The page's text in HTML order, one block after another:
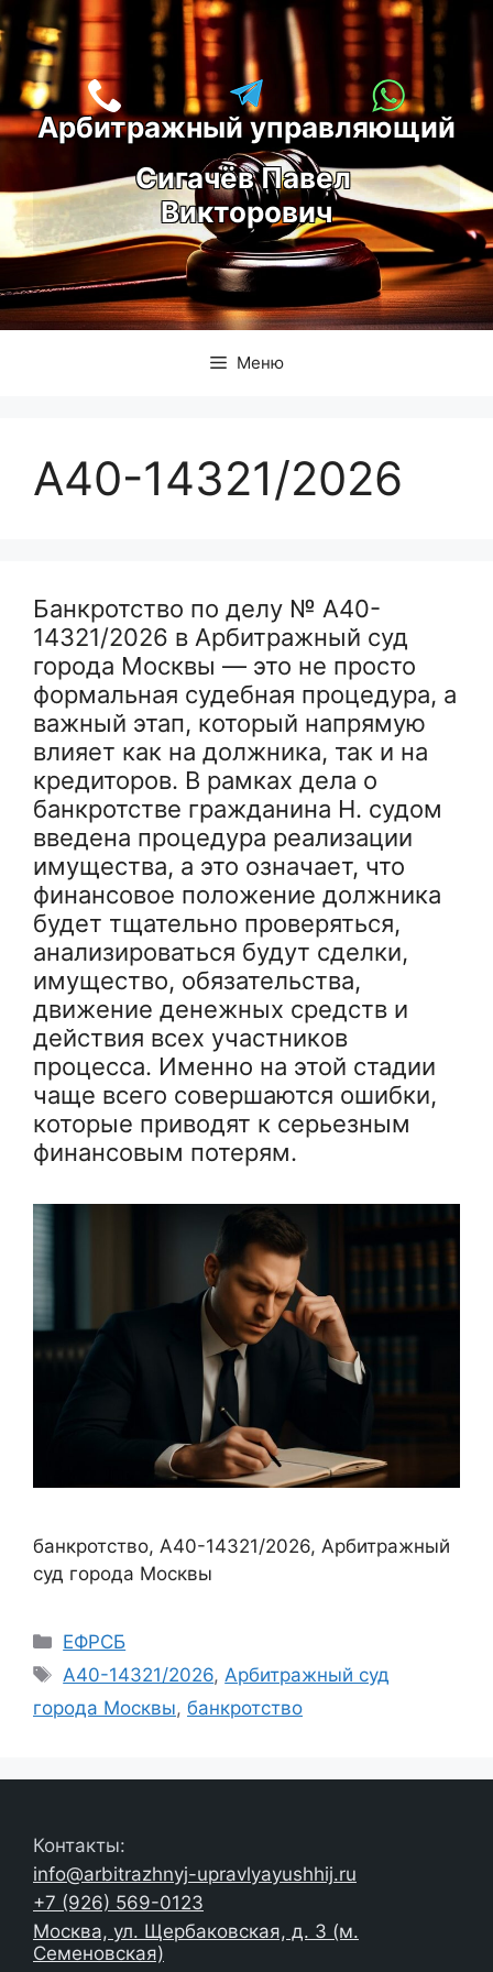
Перейти
к
содержимому
Арбитражный управляющий
Сигачёв Павел
Викторович
Меню
А40-14321/2026
Банкротство по делу № А40-
14321/2026 в Арбитражный суд
города Москвы — это не просто
формальная судебная процедура, а
важный этап, который напрямую
влияет как на должника, так и на
кредиторов. В рамках дела о
банкротстве гражданина Н. судом
введена процедура реализации
имущества, а это означает, что
финансовое положение должника
будет тщательно проверяться,
анализироваться будут сделки,
имущество, обязательства,
движение денежных средств и
действия всех участников
процесса. Именно на этой стадии
чаще всего совершаются ошибки,
которые приводят к серьезным
финансовым потерям.
банкротство, А40-14321/2026, Арбитражный
суд города Москвы
Рубрики
ЕФРСБ
Метки
А40-14321/2026,Арбитражный суд
города Москвы, банкротство
Контакты:
info@arbitrazhnyj-upravlyayushhij.ru
+7 (926) 569-0123
Москва, ул. Щербаковская, д. 3 (м.
Семеновская)